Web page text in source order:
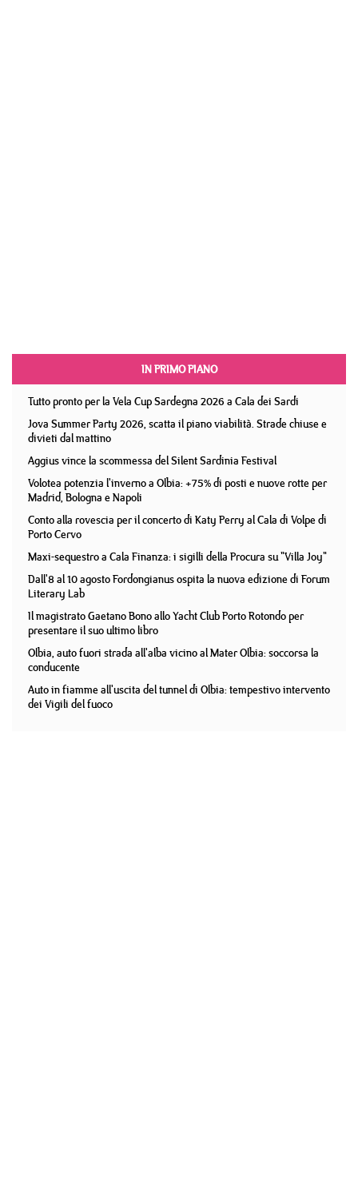
IN PRIMO PIANO
Tutto pronto per la Vela Cup Sardegna 2026 a Cala dei Sardi
Jova Summer Party 2026, scatta il piano viabilità. Strade chiuse e
divieti dal mattino
Aggius vince la scommessa del Silent Sardinia Festival
Volotea potenzia l'inverno a Olbia: +75% di posti e nuove rotte per
Madrid, Bologna e Napoli
Conto alla rovescia per il concerto di Katy Perry al Cala di Volpe di
Porto Cervo
Maxi-sequestro a Cala Finanza: i sigilli della Procura su "Villa Joy"
Dall'8 al 10 agosto Fordongianus ospita la nuova edizione di Forum
Literary Lab
Il magistrato Gaetano Bono allo Yacht Club Porto Rotondo per
presentare il suo ultimo libro
Olbia, auto fuori strada all'alba vicino al Mater Olbia: soccorsa la
conducente
Auto in fiamme all'uscita del tunnel di Olbia: tempestivo intervento
dei Vigili del fuoco